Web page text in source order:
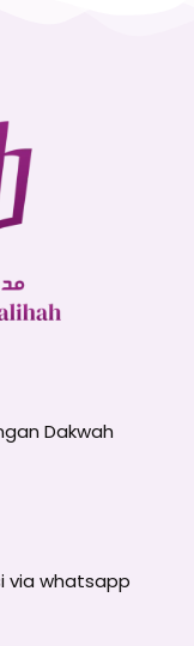
Dakwah
via whatsapp